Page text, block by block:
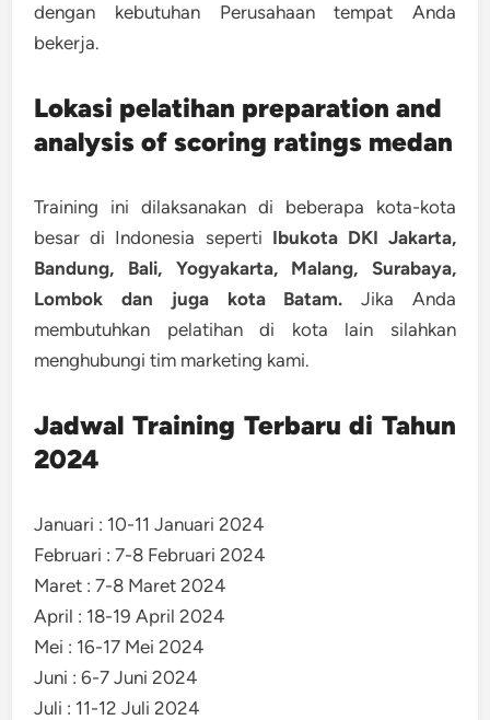
dengan kebutuhan Perusahaan tempat Anda
bekerja.
Lokasi pelatihan preparation and
analysis of scoring ratings medan
Training ini dilaksanakan di beberapa kota-kota
besar di Indonesia seperti Ibukota DKI Jakarta,
Bandung, Bali, Yogyakarta, Malang, Surabaya,
Lombok dan juga kota Batam. Jika Anda
membutuhkan pelatihan di kota lain silahkan
menghubungi tim marketing kami.
Jadwal Training Terbaru di Tahun
2024
Januari : 10-11 Januari 2024
Februari : 7-8 Februari 2024
Maret : 7-8 Maret 2024
April : 18-19 April 2024
Mei : 16-17 Mei 2024
Juni : 6-7 Juni 2024
Juli : 11-12 Juli 2024